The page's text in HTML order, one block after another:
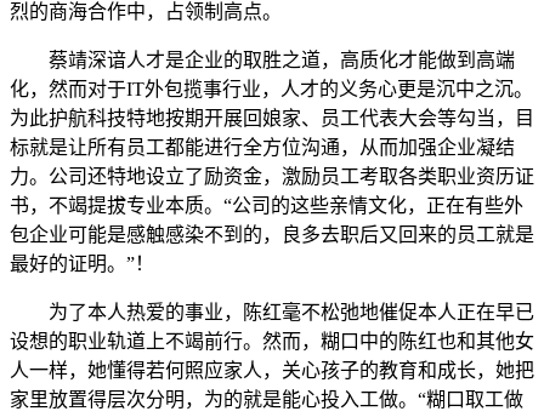
烈的商海合作中，占领制高点。
蔡靖深谙人才是企业的取胜之道，高质化才能做到高端
化，然而对于IT外包揽事行业，人才的义务心更是沉中之沉。
为此护航科技特地按期开展回娘家、员工代表大会等勾当，目
标就是让所有员工都能进行全方位沟通，从而加强企业凝结
力。公司还特地设立了励资金，激励员工考取各类职业资历证
书，不竭提拔专业本质。“公司的这些亲情文化，正在有些外
包企业可能是感触感染不到的，良多去职后又回来的员工就是
最好的证明。”！
为了本人热爱的事业，陈红毫不松弛地催促本人正在早已
设想的职业轨道上不竭前行。然而，糊口中的陈红也和其他女
人一样，她懂得若何照应家人，关心孩子的教育和成长，她把
家里放置得层次分明，为的就是能心投入工做。“糊口取工做